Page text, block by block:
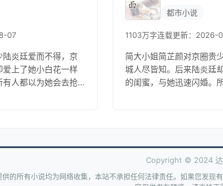
07
炎廷爱而不得，京
上了她小白花一样
人都以为她会去抢
都市小说
1103万字连载更新：2026-
简大小姐简芷颜对京圈贵
城人尽皆知。后来陆炎廷
的闺蜜，与她迅速闪婚。
Copyright © 2024 达
供的所有小说均为网络收集，本站不承担任何法律责任。如果您发现